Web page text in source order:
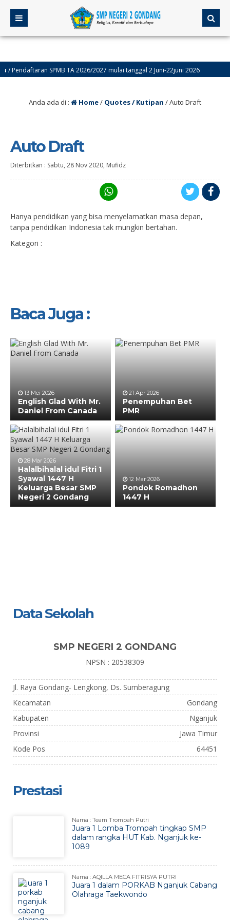
SPMB TA 2026/2027 mulai tanggal 2 Juni-22juni 2026
Anda ada di : Home/ Quotes / Kutipan /Auto Draft
Auto Draft
Diterbitkan : Sabtu, 28 Nov 2020, Mufidz
Hanya pendidikan yang bisa menyelamatkan masa depan,
tanpa pendidikan Indonesia tak mungkin bertahan.
Kategori :
Baca Juga :
13 Mei 2026
English Glad With Mr.
Daniel From Canada
21 Apr 2026
Penempuhan Bet
PMR
28 Mar 2026
Halalbihalal idul Fitri 1
Syawal 1447 H
Keluarga Besar SMP
Negeri 2 Gondang
12 Mar 2026
Pondok Romadhon
1447 H
Data Sekolah
SMP NEGERI 2 GONDANG
NPSN : 20538309
Jl. Raya Gondang- Lengkong, Ds. Sumberagung
Kecamatan
Gondang
Kabupaten
Nganjuk
Provinsi
Jawa Timur
Kode Pos
64451
Prestasi
Nama : Team Trompah Putri
Juara 1 Lomba Trompah tingkap SMP
dalam rangka HUT Kab. Nganjuk ke-
1089
Nama : AQILLA MECA FITRISYA PUTRI
Juara 1 dalam PORKAB Nganjuk Cabang
Olahraga Taekwondo